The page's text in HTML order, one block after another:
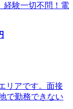
経験一切不問！電
リアです。面接
で勤務できない